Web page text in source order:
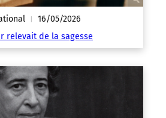
| 16/05/2026
relevait de la sagesse